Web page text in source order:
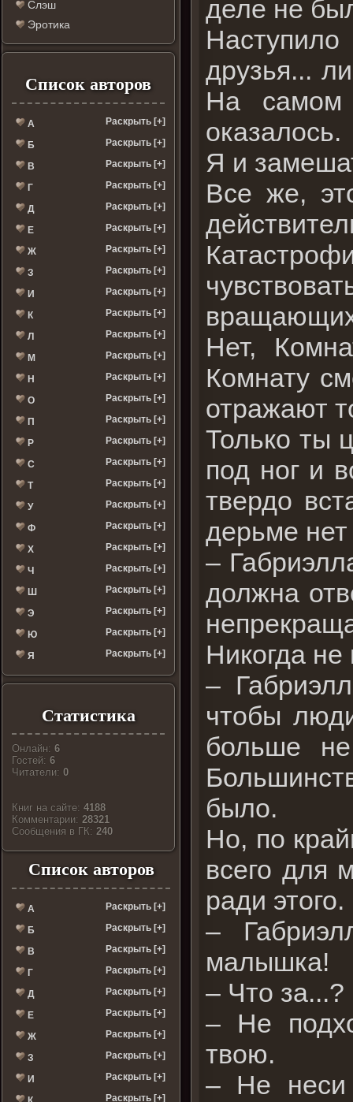
Слэш
Эротика
Список авторов
А Раскрыть [+]
Б Раскрыть [+]
В Раскрыть [+]
Г Раскрыть [+]
Д Раскрыть [+]
Е Раскрыть [+]
Ж Раскрыть [+]
З Раскрыть [+]
И Раскрыть [+]
К Раскрыть [+]
Л Раскрыть [+]
М Раскрыть [+]
Н Раскрыть [+]
О Раскрыть [+]
П Раскрыть [+]
Р Раскрыть [+]
С Раскрыть [+]
Т Раскрыть [+]
У Раскрыть [+]
Ф Раскрыть [+]
Х Раскрыть [+]
Ч Раскрыть [+]
Ш Раскрыть [+]
Э Раскрыть [+]
Ю Раскрыть [+]
Я Раскрыть [+]
Статистика
Онлайн:6
Гостей:6
Читатели:0
Книг на сайте:4188
Комментарии:28321
Cообщения в ГК:240
Список авторов
А Раскрыть [+]
Б Раскрыть [+]
В Раскрыть [+]
Г Раскрыть [+]
Д Раскрыть [+]
Е Раскрыть [+]
Ж Раскрыть [+]
З Раскрыть [+]
И Раскрыть [+]
Раскрыть [+]
деле не
друзья...
На самом
оказалось.
Я и
Все же,
Нет,
Комнату
отражают
Только ты
под ног и
твердо
дерьме нет
–
должна
Никогда не
–
чтобы
больше
было.
Но, по
всего для
ради
–
малышка!
– Что
– Не
твою.
– Не неси